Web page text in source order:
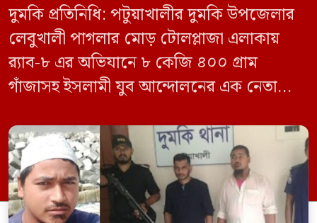
দুমকি প্রতিনিধি: পটুয়াখালীর দুমকি উপজেলার
লেবুখালী পাগলার মোড় টোলপ্লাজা এলাকায়
র‍্যাব-৮ এর অভিযানে ৮ কেজি ৪০০ গ্রাম
গাঁজাসহ ইসলামী যুব আন্দোলনের এক নেতাকে
ভিত্তিতে অভিযান চালিয়ে মাদক চক্রের আরও
এক সদস্যকে আটক করা হয়। র‍্যাব ও পুলিশ
সূত্রে জানা গেছে, শুক্রবার গোপন সংবাদের
ভিত্তিতে র‍্যাব-৮, সিপিসি-১ পটুয়াখালী ক্যাম্পের